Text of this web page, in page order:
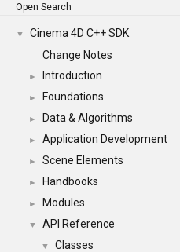
Open Search
▼
Cinema 4D C++ SDK
Change Notes
► Introduction
► Foundations
► Data & Algorithms
► Application Development
► Scene Elements
► Handbooks
► Modules
▼ API Reference
▼ Classes